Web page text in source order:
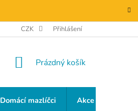
CZK Přihlášení
NÁKUPNÍ
Prázdný košík
Domácí mazlíčci Akce a slevy